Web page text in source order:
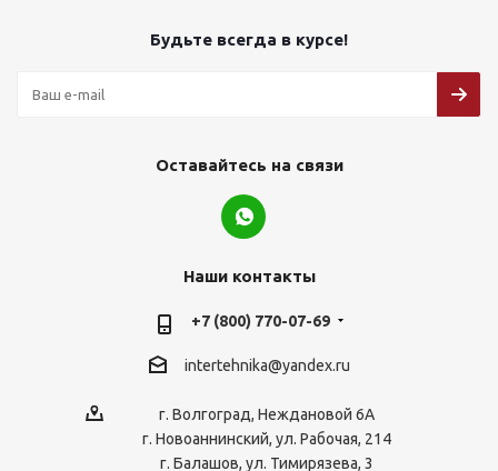
Будьте всегда в курсе!
Оставайтесь на связи
Наши контакты
+7 (800) 770-07-69
intertehnika@yandex.ru
г. Волгоград, Неждановой 6А
г. Новоаннинский, ул. Рабочая, 214
г. Балашов, ул. Тимирязева, 3